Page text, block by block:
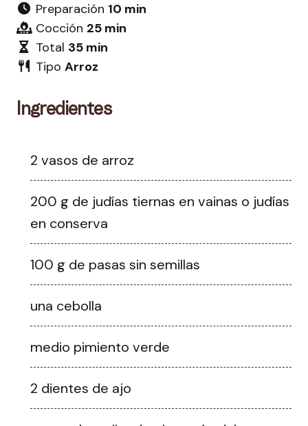
Preparación 10 min
Cocción 25 min
Total 35 min
Tipo Arroz
Ingredientes
2 vasos de arroz
200 g de judías tiernas en vainas o judías
en conserva
100 g de pasas sin semillas
una cebolla
medio pimiento verde
2 dientes de ajo